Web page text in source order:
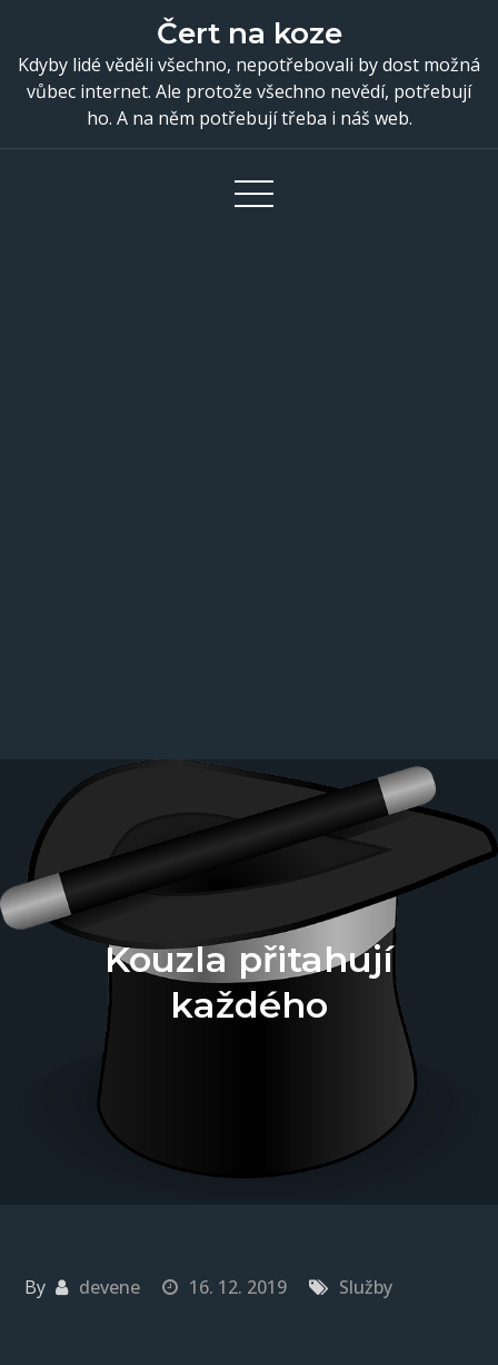
content
Čert na koze
Kdyby lidé věděli všechno, nepotřebovali by dost možná
vůbec internet. Ale protože všechno nevědí, potřebují
ho. A na něm potřebují třeba i náš web.
Kouzla přitahují
každého
By devene 16. 12. 2019 Služby